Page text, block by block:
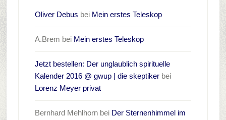
Oliver Debus bei Mein erstes Teleskop
A.Brem bei Mein erstes Teleskop
Jetzt bestellen: Der unglaublich spirituelle
Kalender 2016 @ gwup | die skeptikerbei
Lorenz Meyer privat
Bernhard Mehlhornbei Der Sternenhimmel im